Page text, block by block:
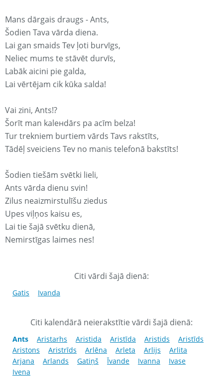
Mans dārgais draugs - Ants,
Šodien Tava vārda diena.
Lai gan smaids Tev ļoti burvīgs,
Neliec mums te stāvēt durvīs,
Labāk aicini pie galda,
Lai vērtējam cik kūka salda!
Vai zini, Ants!?
Šorīt man kaleнdārs pa acīm belza!
Tur trekniem burtiem vārds Tavs rakstīts,
Tādēļ sveiciens Tev no manis telefonā bakstīts!
Šodien tiešām svētki lieli,
Ants vārda dienu svin!
Zilus neaizmirstulīšu ziedus
Upes viļņos kaisu es,
Lai tie šajā svētku dienā,
Nemirstīgas laimes nes!
Citi vārdi šajā dienā:
Gatis Ivanda
Citi kalendārā neierakstītie vārdi šajā dienā:
Ants Aristarhs Aristida Aristīda Aristids
Aristīds
Aristons
Aristrīds Arlēna Arleta Arlijs
Arlita
Arjana
Arlands Gatiņš Īvande Ivanna
Ivase
Ivena